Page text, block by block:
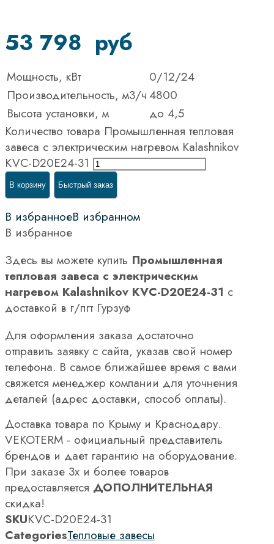
53 798 руб
Мощность, кВт
0/12/24
Производительность, м3/ч 4800
Высота установки, м
до 4,5
Количество товара Промышленная тепловая
завеса с электрическим нагревом Kalashnikov
KVC-D20E24-31
В корзину Быстрый заказ
В избранноеВ избранном
В избранное
Здесь вы можете купить Промышленная
тепловая завеса с электрическим
нагревом Kalashnikov KVC-D20E24-31 с
доставкой в г/пгт Гурзуф
Для оформления заказа достаточно
отправить заявку с сайта, указав свой номер
телефона. В самое ближайшее время с вами
свяжется менеджер компании для уточнения
деталей (адрес доставки, способ оплаты).
Доставка товара по Крыму и Краснодару.
VEKOTERM - официальный представитель
брендов и дает гарантию на оборудование.
При заказе 3х и более товаров
предоставляется ДОПОЛНИТЕЛЬНАЯ
скидка!
SKUKVC-D20E24-31
CategoriesТепловые завесы